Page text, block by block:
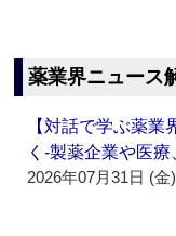
薬業界ニュース
【対話で学ぶ薬
く‐製薬企業や医
2026年07月31日 (金)